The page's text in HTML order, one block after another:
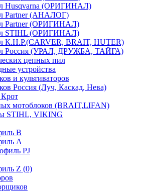
Husqvarna (ОРИГИНАЛ)
Partner (АНАЛОГ)
Partner (ОРИГИНАЛ)
STIHL (ОРИГИНАЛ)
К.Н.Р.(CARVER, BRAIT, HUTER)
Россия (УРАЛ, ДРУЖБА, ТАЙГА)
цепных пил
устройства
и культиваторов
Россия (Луч, Каскад, Нева)
Крот
мотоблоков (BRAIT,LIFAN)
STIHL, VIKING
B
А
PJ
Z (0)